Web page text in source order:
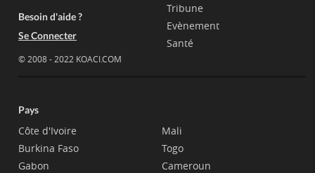
Besoin d'aide ?
Se Connecter
© 2008 - 2022 KOACI.COM
Tribune
Evènement
Santé
Pays
Côte d'Ivoire
Burkina Faso
Gabon
Mali
Togo
Cameroun